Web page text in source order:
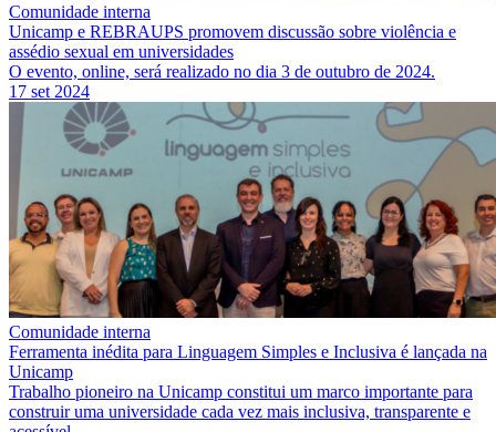
Comunidade interna
Unicamp e REBRAUPS promovem discussão sobre violência e
assédio sexual em universidades
O evento, online, será realizado no dia 3 de outubro de 2024.
17 set 2024
Comunidade interna
Ferramenta inédita para Linguagem Simples e Inclusiva é lançada na
Unicamp
Trabalho pioneiro na Unicamp constitui um marco importante para
construir uma universidade cada vez mais inclusiva, transparente e